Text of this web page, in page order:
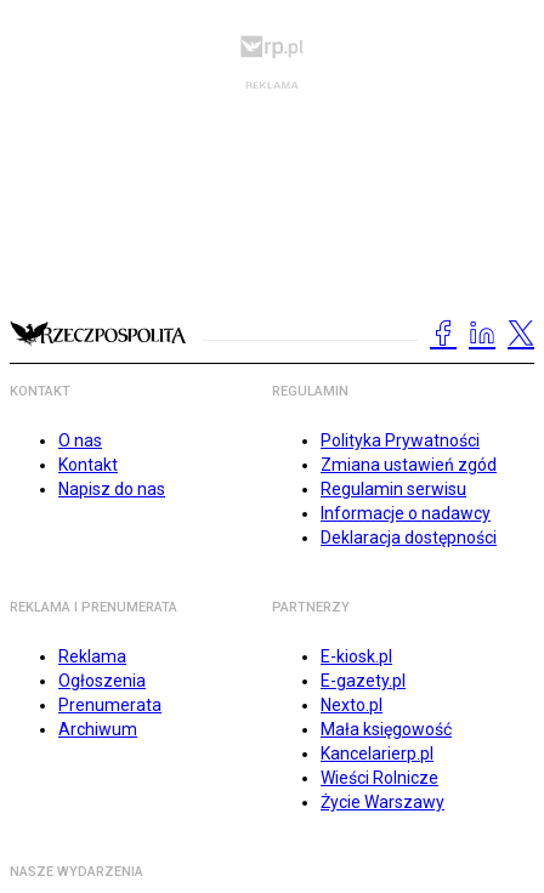
KONTAKT
O nas
Kontakt
Napisz do nas
REGULAMIN
Polityka Prywatności
Zmiana ustawień zgód
Regulamin serwisu
Informacje o nadawcy
Deklaracja dostępności
REKLAMA I PRENUMERATA
Reklama
Ogłoszenia
Prenumerata
Archiwum
PARTNERZY
E-kiosk.pl
E-gazety.pl
Nexto.pl
Mała księgowość
Kancelarierp.pl
Wieści Rolnicze
Życie Warszawy
NASZE WYDARZENIA